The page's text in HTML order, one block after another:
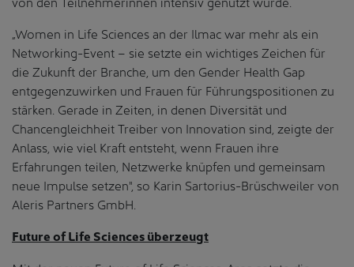
„Women in Life Sciences an der Ilmac war mehr als ein
Networking-Event – sie setzte ein wichtiges Zeichen für
die Zukunft der Branche, um den Gender Health Gap
entgegenzuwirken und Frauen für Führungspositionen zu
stärken. Gerade in Zeiten, in denen Diversität und
Chancengleichheit Treiber von Innovation sind, zeigte der
Anlass, wie viel Kraft entsteht, wenn Frauen ihre
Erfahrungen teilen, Netzwerke knüpfen und gemeinsam
neue Impulse setzen", so Karin Sartorius-Brüschweiler von
Aleris Partners GmbH.
Future of Life Sciences überzeugt